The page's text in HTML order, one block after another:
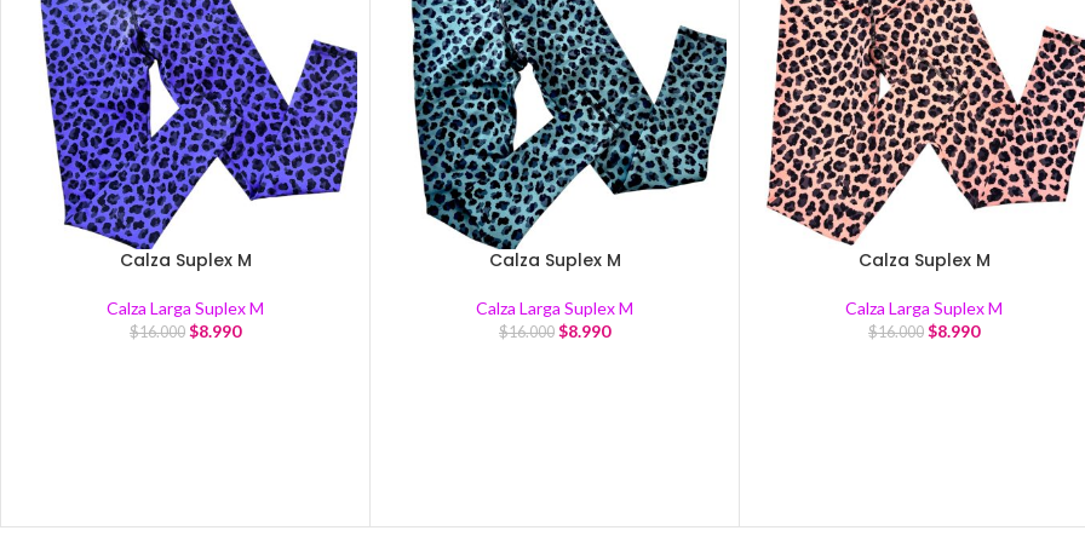
Calza Suplex M
Calza Larga Suplex M
$16.000 $8.990
Calza Suplex M
Calza Larga Suplex M
$16.000 $8.990
Calza Suplex M
Calza Larga Suplex M
$16.000 $8.990